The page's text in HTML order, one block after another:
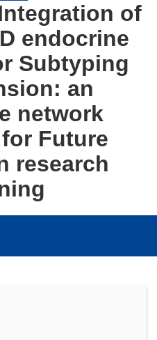
of
endocrine
Subtyping
an
network
Future
research